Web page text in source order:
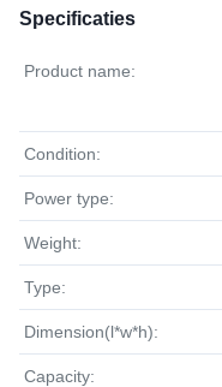
Specificaties
Product name:
Condition:
Power type:
Weight:
Type:
Dimension(l*w*h):
Capacity: